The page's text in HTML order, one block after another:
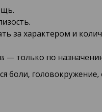
за характером и
— только по
боли, головокружение,